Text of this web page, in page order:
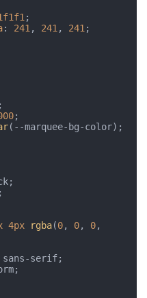
;
: 241 , 241 , 241 ;
;
(--marquee-bg-color);
4px rgba(0, 0, 0
serif;